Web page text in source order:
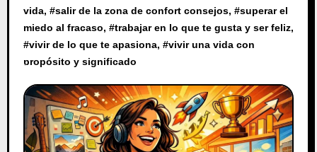
vida, #salir de la zona de confort consejos, #superar el
miedo al fracaso, #trabajar en lo que te gusta y ser feliz,
#vivir de lo que te apasiona, #vivir una vida con
propósito y significado